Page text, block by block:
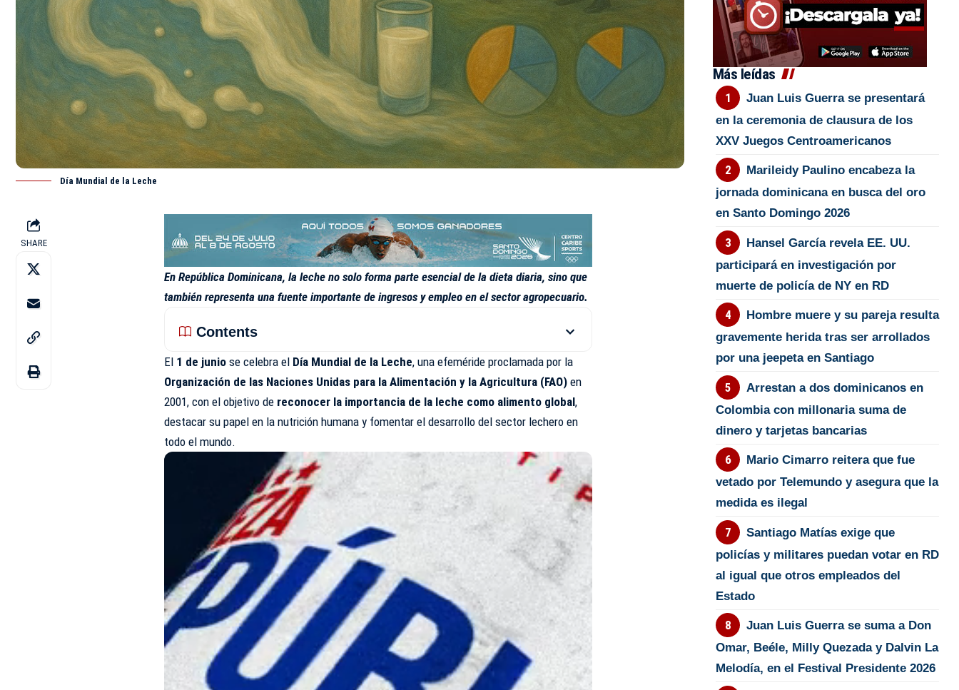
Día Mundial de la Leche
SHARE
En República Dominicana, la leche no solo forma parte esencial de la dieta diaria, sino que
también representa una fuente importante de ingresos y empleo en el sector agropecuario.
Contents
El 1 de junio se celebra el Día Mundial de la Leche, unaefeméride proclamada por la
Organización de las Naciones Unidas para la Alimentación y la Agricultura (FAO) en
2001, con el objetivo de reconocer la importancia de la leche como alimento global,
destacar su papel en la nutrición humana y fomentar el desarrollo del sector lechero en
todo el mundo.
Más leídas
Juan Luis Guerra se presentará
en la ceremonia de clausura de los
XXV Juegos Centroamericanos
Marileidy Paulino encabeza la
jornada dominicana en busca del oro
en Santo Domingo 2026
Hansel García revela EE. UU.
participará en investigación por
muerte de policía de NY en RD
Hombre muere y su pareja resulta
gravemente herida tras ser arrollados
por una jeepeta en Santiago
Arrestan a dos dominicanos en
Colombia con millonaria suma de
dinero y tarjetas bancarias
Mario Cimarro reitera que fue
vetado por Telemundo y asegura que la
medida es ilegal
Santiago Matías exige que
policías y militares puedan votar en RD
al igual que otros empleados del
Estado
Juan Luis Guerra se suma a Don
Omar, Beéle, Milly Quezada y Dalvin La
Melodía, en el Festival Presidente 2026